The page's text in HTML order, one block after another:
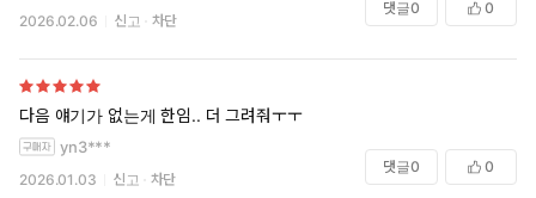
2026.02.06 신고 차단
댓글0 0
다음 얘기가 없는게 한임.. 더 그려줘ㅜㅜ
yn3***
2026.01.03 신고 차단
댓글0 0